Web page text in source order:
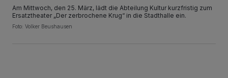
Am Mittwoch, den 25. März, lädt die Abteilung Kultur kurzfristig zum
Ersatztheater „Der zerbrochene Krug“ in die Stadthalle ein.
Foto: Volker Beushausen